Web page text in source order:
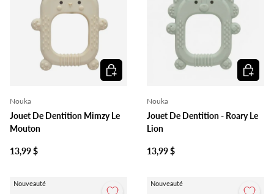
Nouka
Jouet De Dentition Mimzy Le
Mouton
13,99 $
Ajouter au panier
Nouka
Jouet De Dentition - Roary Le
Lion
13,99 $
Ajouter
Nouveauté Nouveauté